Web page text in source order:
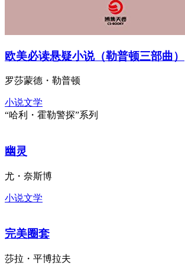
欧美必读悬疑小说（勒普顿三部曲）
罗莎蒙德・勒普顿
小说文学
“哈利・霍勒警探”系列
幽灵
尤・奈斯博
小说文学
完美圈套